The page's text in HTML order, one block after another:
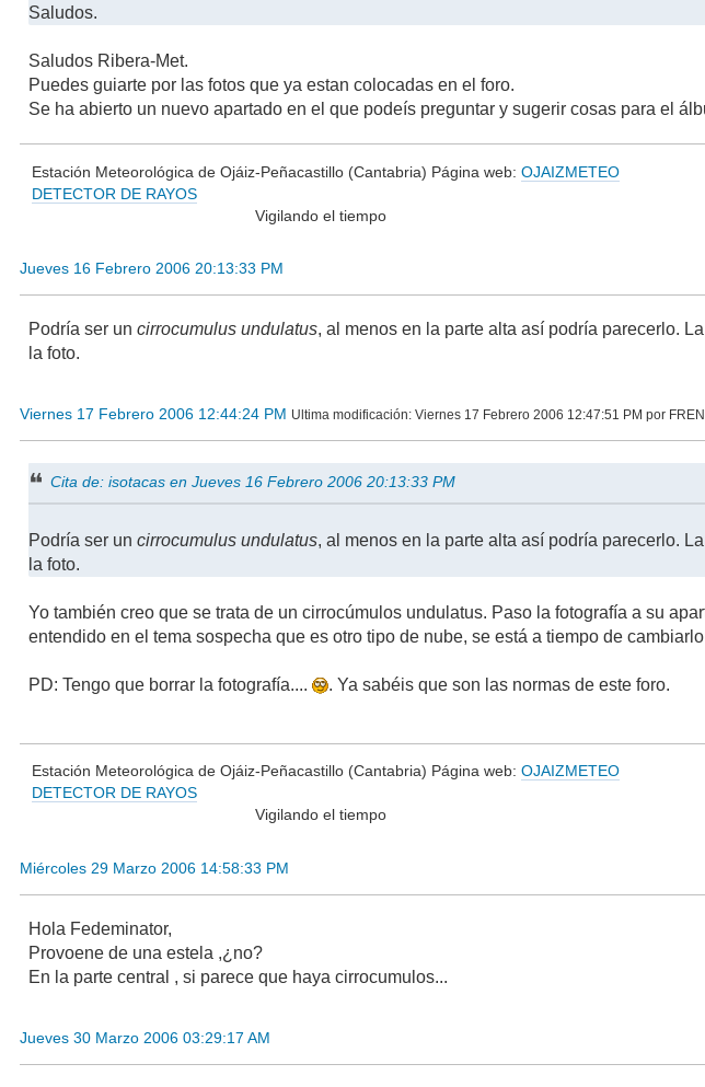
Saludos.
Saludos Ribera-Met.
Puedes guiarte por las fotos que ya estan colocadas en el foro.
Se ha abierto un nuevo apartado en el que podeís preguntar y sugerir cosas para el
Estación Meteorológica de Ojáiz-Peñacastillo (Cantabria) Página web: OJAIZMETEO
DETECTOR DE RAYOS
Vigilando el tiempo
Jueves 16 Febrero 2006 20:13:33 PM
Podría ser uncirrocumulus undulatus, al menos en la parte alta así podría parecerlo.
la foto.
Viernes 17 Febrero 2006 12:44:24 PM Ultima modificación: Viernes 17 Febrero 2006 12:47:51 PM por
Cita de: isotacas en Jueves 16 Febrero 2006 20:13:33 PM
Podría ser uncirrocumulus undulatus, al menos en la parte alta así podría parecerlo.
la foto.
Yo también creo que se trata de un cirrocúmulos undulatus. Paso la fotografía a su
entendido en el tema sospecha que es otro tipo de nube, se está a tiempo de
PD: Tengo que borrar la fotografía.... . Ya sabéis que son las normas de este foro.
Estación Meteorológica de Ojáiz-Peñacastillo (Cantabria) Página web: OJAIZMETEO
DETECTOR DE RAYOS
Vigilando el tiempo
Miércoles 29 Marzo 2006 14:58:33 PM
Hola Fedeminator,
Provoene de una estela ,¿no?
En la parte central , si parece que haya cirrocumulos...
Jueves 30 Marzo 2006 03:29:17 AM